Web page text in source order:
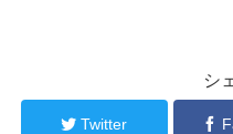
シ
Twitter